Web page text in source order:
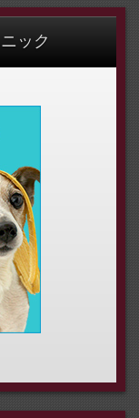
ック